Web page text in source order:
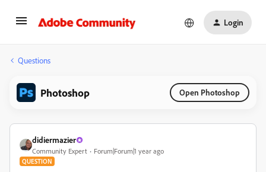
Login
Questions
Photoshop Open Photoshop
didiermazier
Community Expert Forum|Forum|1 year ago
QUESTION